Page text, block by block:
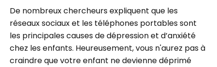
De nombreux chercheurs expliquent que les
réseaux sociaux et les téléphones portables sont
les principales causes de dépression et d’anxiété
chez les enfants. Heureusement, vous n'aurez pas à
craindre que votre enfant ne devienne déprimé